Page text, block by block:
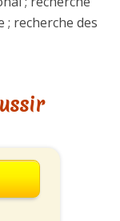
recherche des